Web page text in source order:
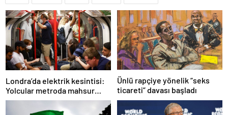
Londra’da elektrik kesintisi:
Yolcular metroda mahsur
kaldı
Ünlü rapçiye yönelik “seks
ticareti” davası başladı